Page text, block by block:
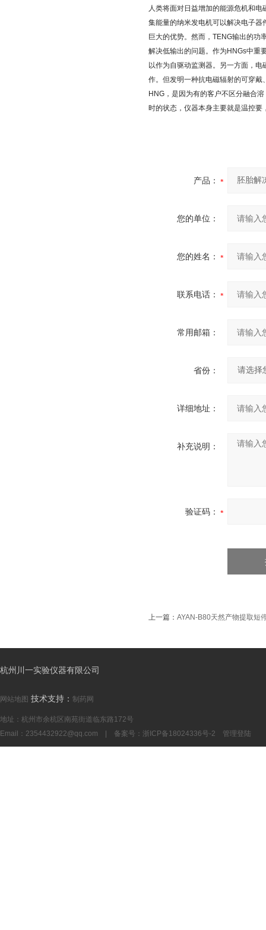
人类将面对日益增加的能源危机和
集能量的纳米发电机可以解决电子
巨大的优势。然而，TENG输出的功
解决低输出的问题。作为HNGs中重
以作为自驱动监测器。另一方面，
作。但发明一种抗电磁辐射的可穿
HNG，是因为有的客户不区分融合
时的状态，仪器本身主要就是温控
产品：
您的单位：
您的姓名：
联系电话：
常用邮箱：
省份：
详细地址：
补充说明：
验证码：
上一篇： AYAN-B80天然产物提取短
杭州川一实验仪器有限公司
网站地图 技术支持： 制药网
地址：杭州市余杭区南苑街道临东路172号
Email： 2354432922@qq.com | 备案号： 浙ICP备18024336号-2 管理登陆